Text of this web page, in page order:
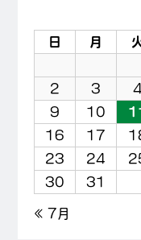
日
月
2
3 4
9
10
16
17
23
24
30
31
« 7月